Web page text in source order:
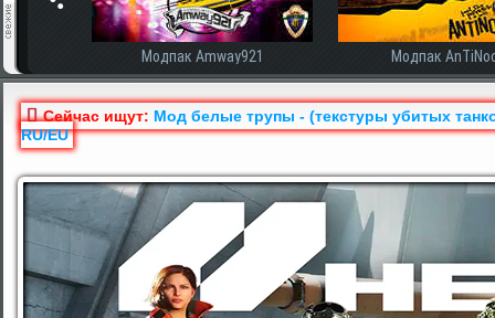
Модпак AnTiNooB Модпак
Сейчас ищут: Mод белые трупы - (текстуры убитых
RU/EU